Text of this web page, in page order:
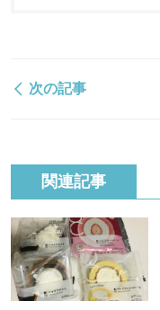
次の記事
関連記事